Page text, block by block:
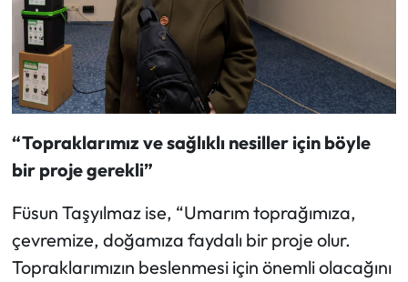
“Topraklarımız ve sağlıklı nesiller için böyle
bir proje gerekli”
Füsun Taşyılmaz ise, “Umarım toprağımıza,
çevremize, doğamıza faydalı bir proje olur.
Topraklarımızın beslenmesi için önemli olacağını